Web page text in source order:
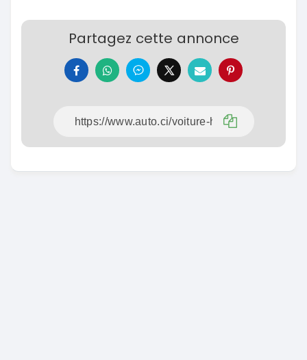
Partagez cette annonce